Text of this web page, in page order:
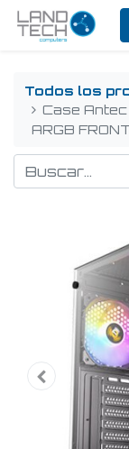
Todos los
Case
ARGB